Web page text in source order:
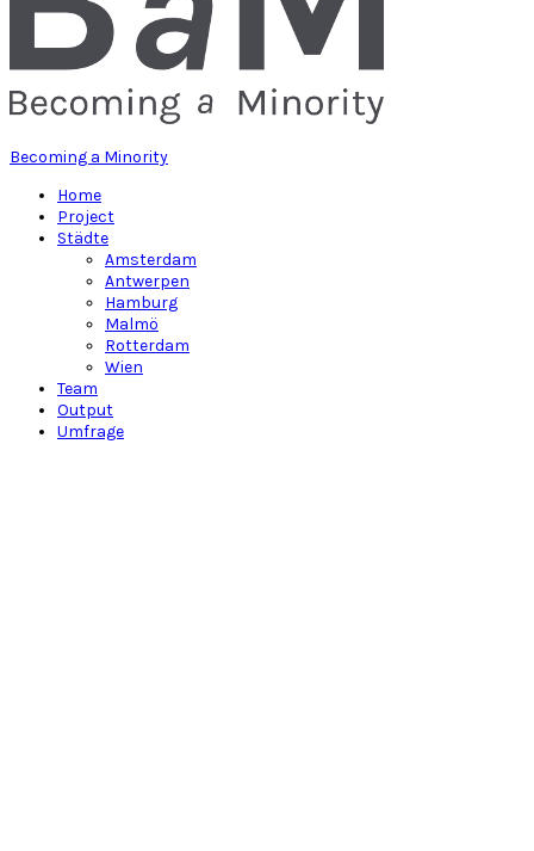
Becoming a Minority
Home
Project
Städte
Amsterdam
Antwerpen
Hamburg
Malmö
Rotterdam
Wien
Team
Output
Umfrage